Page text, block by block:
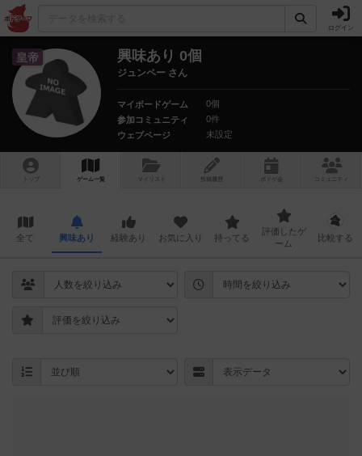
ログイン
皇帝 興味あり 0個
ジュンペー さん
マイボードゲーム
0個
参加コミュニティ
0件
ウェブページ
未設定
トップ ゲーム一覧 マイリスト 投稿履歴 ボ ドゲ コミュニティ
全て 興味あり 経験あり お気に入り 持ってる
評価したゲ
ーム
比較する